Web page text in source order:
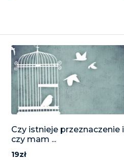
Czy istnieje przeznaczenie i
czy mam ...
19zł